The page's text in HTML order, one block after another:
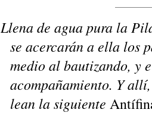
Llena de agua pura la
se acercarán a ella los
medio al bautizando, y
acompañamiento. Y
lean la siguiente